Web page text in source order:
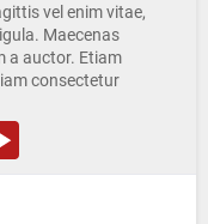
vel enim vitae,
Maecenas
a auctor. Etiam
consectetur